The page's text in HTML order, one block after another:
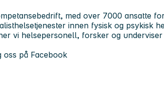
med over 7000 ansatte
innen fysisk og psykisk
vi helsepersonell, forsker og underviser
oss på Facebook